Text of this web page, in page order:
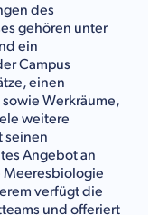
des
gehören unter
ein
Campus
einen
Werkräume,
weitere
seinen
Angebot an
Meeresbiologie
verfügt die
und offeriert